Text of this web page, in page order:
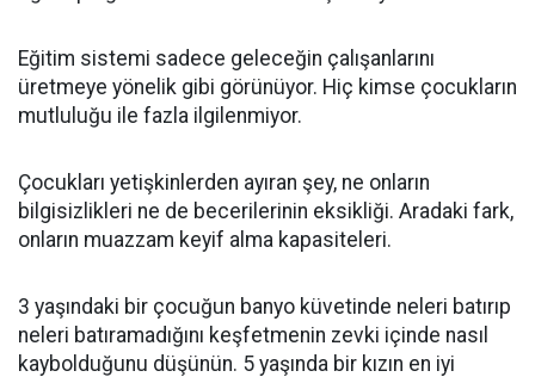
Eğitim sistemi sadece geleceğin çalışanlarını
üretmeye yönelik gibi görünüyor. Hiç kimse çocukların
mutluluğu ile fazla ilgilenmiyor.
Çocukları yetişkinlerden ayıran şey, ne onların
bilgisizlikleri ne de becerilerinin eksikliği. Aradaki fark,
onların muazzam keyif alma kapasiteleri.
3 yaşındaki bir çocuğun banyo küvetinde neleri batırıp
neleri batıramadığını keşfetmenin zevki içinde nasıl
kaybolduğunu düşünün. 5 yaşında bir kızın en iyi